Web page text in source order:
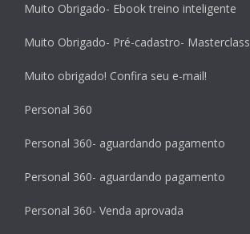
Muito Obrigado- Ebook treino inteligente
Muito Obrigado- Pré-cadastro- Masterclass
Muito obrigado! Confira seu e-mail!
Personal 360
Personal 360- aguardando pagamento
Personal 360- aguardando pagamento
Personal 360- Venda aprovada